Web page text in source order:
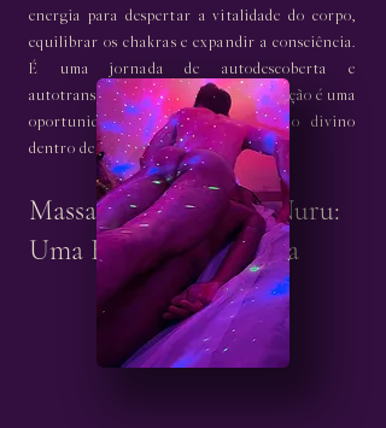
energia para despertar a vitalidade do corpo,
equilibrar os chakras e expandir a consciência.
É uma jornada de autodescoberta e
autotransformação, onde cada respiração é uma
oportunidade de se conectar com o divino
dentro de você.
Massagem Tântrica e Nuru:
Uma Experiência Única